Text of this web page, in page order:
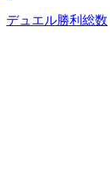
デュエル勝利総数